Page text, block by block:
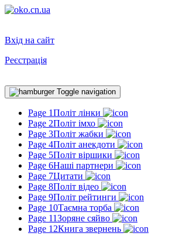
Вхід на сайт
Реєстрація
Toggle navigation
Page 1Політ лінки
Page 2Політ імхо
Page 3Політ жабки
Page 4Політ анекдоти
Page 5Політ віршики
Page 6Наші партнери
Page 7Цитати
Page 8Політ відео
Page 9Політ рейтинги
Page 10Таємна торба
Page 11Зоряне сяйво
Page 12Книга звернень